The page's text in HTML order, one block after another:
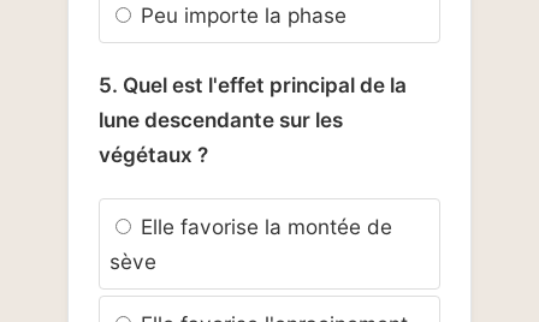
Peu importe la phase
5. Quel est l'effet principal de la
lune descendante sur les
végétaux ?
Elle favorise la montée de
sève